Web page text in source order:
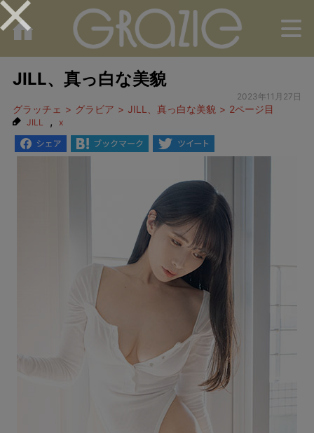
JILL、真っ白な美貌
2023年11月27日
グラッチェ グラビア JILL、真っ白な美貌 2ページ目
JILL , x